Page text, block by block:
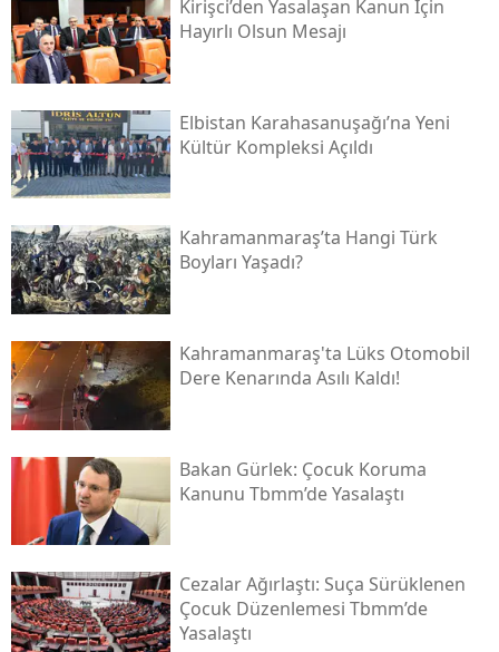
Kirişci’den Yasalaşan Kanun İçin
Hayırlı Olsun Mesajı
Elbistan Karahasanuşağı’na Yeni
Kültür Kompleksi Açıldı
Kahramanmaraş’ta Hangi Türk
Boyları Yaşadı?
Kahramanmaraş'ta Lüks Otomobil
Dere Kenarında Asılı Kaldı!
Bakan Gürlek: Çocuk Koruma
Kanunu Tbmm’de Yasalaştı
Cezalar Ağırlaştı: Suça Sürüklenen
Çocuk Düzenlemesi Tbmm’de
Yasalaştı